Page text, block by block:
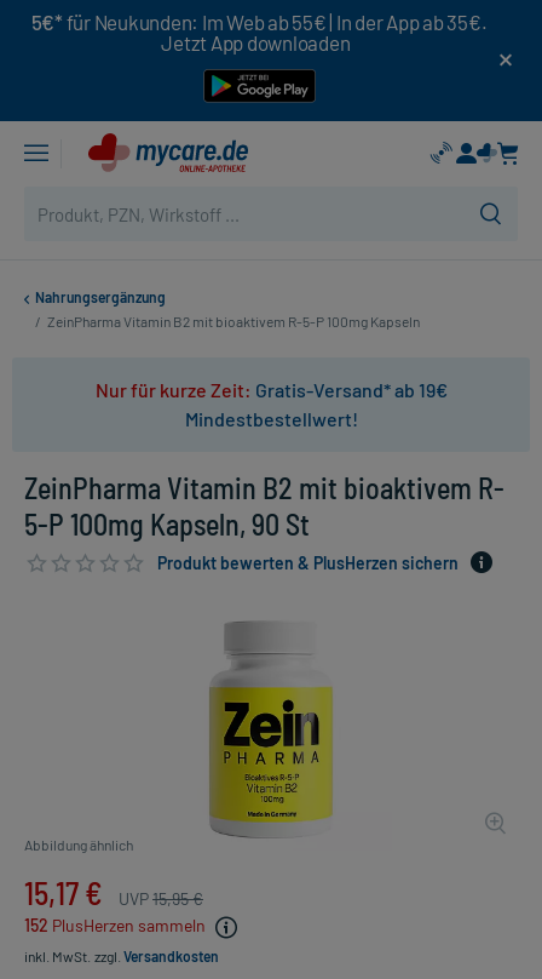
5€* für Neukunden: Im Web ab 55€ | In der App ab 35€.
Jetzt App downloaden
Nahrungsergänzung
/ ZeinPharma Vitamin B2 mit bioaktivem R-5-P 100mg Kapseln
Nur für kurze Zeit: Gratis-Versand* ab 19€
Mindestbestellwert!
ZeinPharma Vitamin B2 mit bioaktivem R-
5-P 100mg Kapseln, 90 St
Produkt bewerten & PlusHerzen sichern
Abbildung ähnlich
15,17 € UVP15,95 €
152 PlusHerzen sammeln
inkl. MwSt. zzgl. Versandkosten